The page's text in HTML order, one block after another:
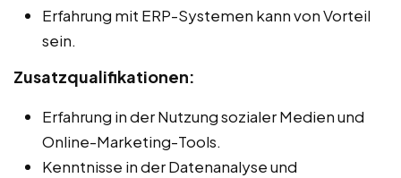
Erfahrung mit ERP-Systemen kann von Vorteil
sein.
Zusatzqualifikationen:
Erfahrung in der Nutzung sozialer Medien und
Online-Marketing-Tools.
Kenntnisse in der Datenanalyse und